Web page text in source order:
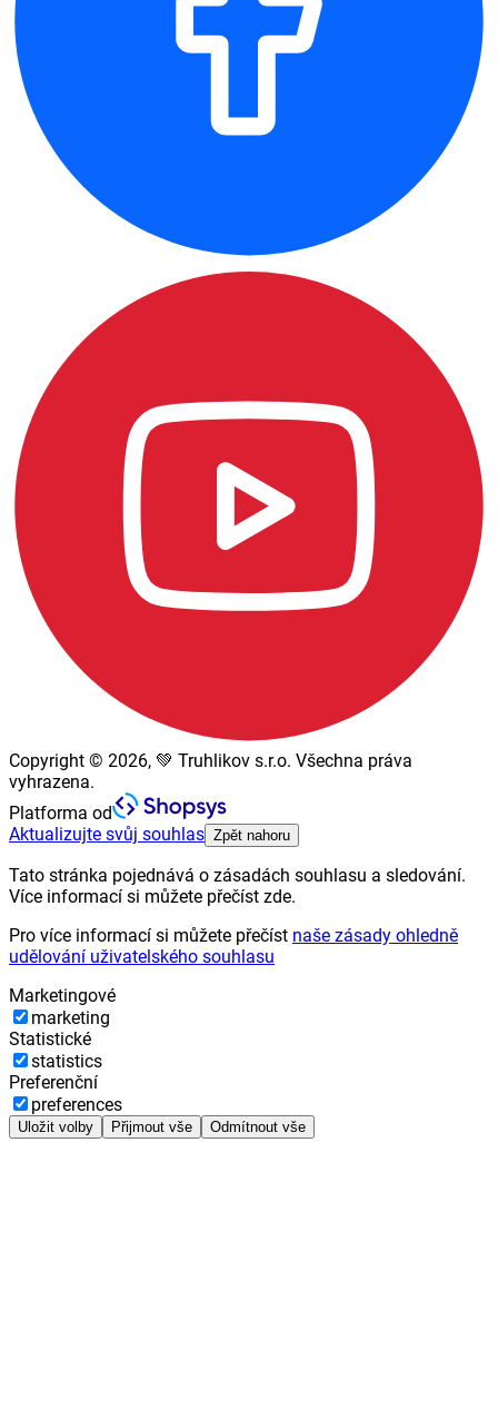
Copyright © 2026, 💚 Truhlikov s.r.o. Všechna práva
vyhrazena.
Platforma od
Aktualizujte svůj souhlas Zpět nahoru
Tato stránka pojednává o zásadách souhlasu a sledování.
Více informací si můžete přečíst zde.
Pro více informací si můžete přečíst naše zásady ohledně
udělování uživatelského souhlasu
Marketingové
marketing
Statistické
statistics
Preferenční
preferences
Uložit volby Přijmout vše Odmítnout vše